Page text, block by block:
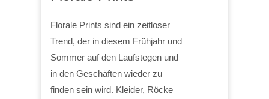
Florale Prints sind ein zeitloser
Trend, der in diesem Frühjahr und
Sommer auf den Laufstegen und
in den Geschäften wieder zu
finden sein wird. Kleider, Röcke